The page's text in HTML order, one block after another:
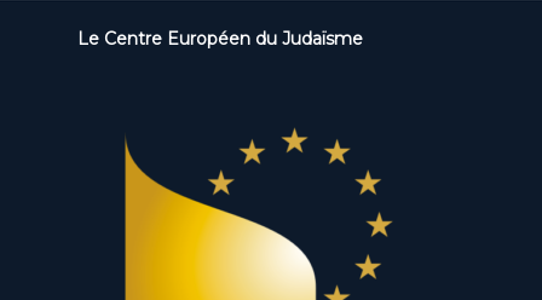
Le Centre Européen du Judaïsme